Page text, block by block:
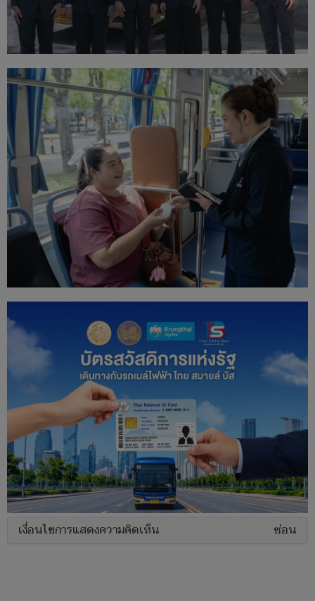
เงื่อนไขการแสดงความคิดเห็น ซ่อน